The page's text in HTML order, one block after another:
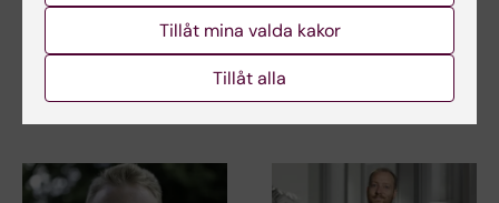
Kliniskt forskningscentrum vid
S:t Eriks Ögonsjukhus blir en
nationell nod…
ögonsjukdomar
Dalia Merkland,
specialistläkare vid S:t Eriks
Ögonsjukhus och doktorand…
Tillåt mina valda kakor
Tillåt alla